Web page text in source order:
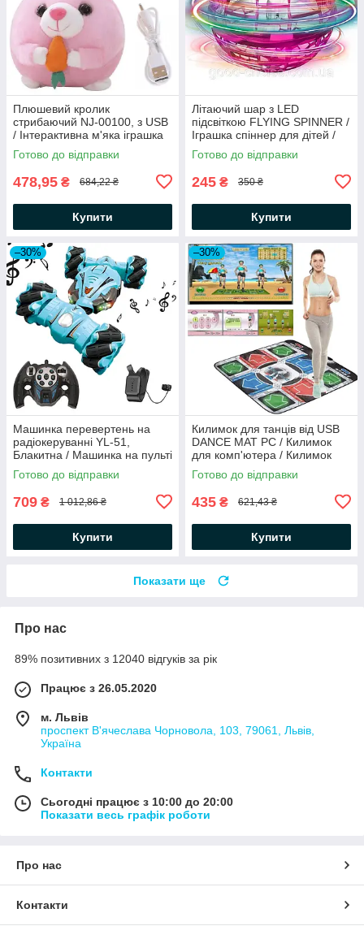
Плюшевий кролик
стрибаючий NJ-00100, з USB
/ Інтерактивна м'яка іграшка
для дітей / Іграшка для
розвитку дитини
Готово до відправки
478,95 ₴ 684,22 ₴
Купити
Літаючий шар з LED
підсвіткою FLYING SPINNER /
Іграшка спіннер для дітей /
Сенсорний м'яч бумеранг
Готово до відправки
245 ₴ 350 ₴
Купити
–30%
Машинка перевертень на
радіокеруванні YL-51,
Блакитна / Машинка на пульті
управління / Дитяча машинка
Готово до відправки
709 ₴ 1 012,86 ₴
Купити
–30%
Килимок для танців від USB
DANCE MAT PC / Килимок
для комп'ютера / Килимок
ігровий
Готово до відправки
435 ₴ 621,43 ₴
Купити
Показати ще
Про нас
89% позитивних з 12040 відгуків за рік
Працює з 26.05.2020
м. Львів
проспект В'ячеслава Чорновола, 103, 79061, Львів,
Україна
Контакти
Сьогодні працює з 10:00 до 20:00
Показати весь графік роботи
Про нас
Контакти